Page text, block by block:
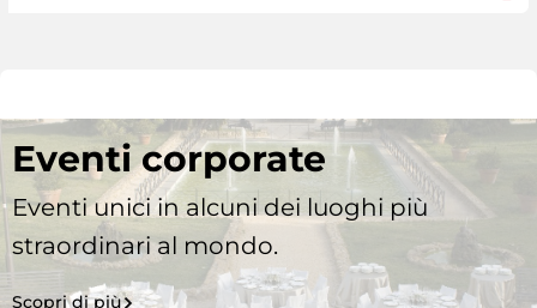
Eventi corporate
Eventi unici in alcuni dei luoghi più
straordinari al mondo.
Scopri di più